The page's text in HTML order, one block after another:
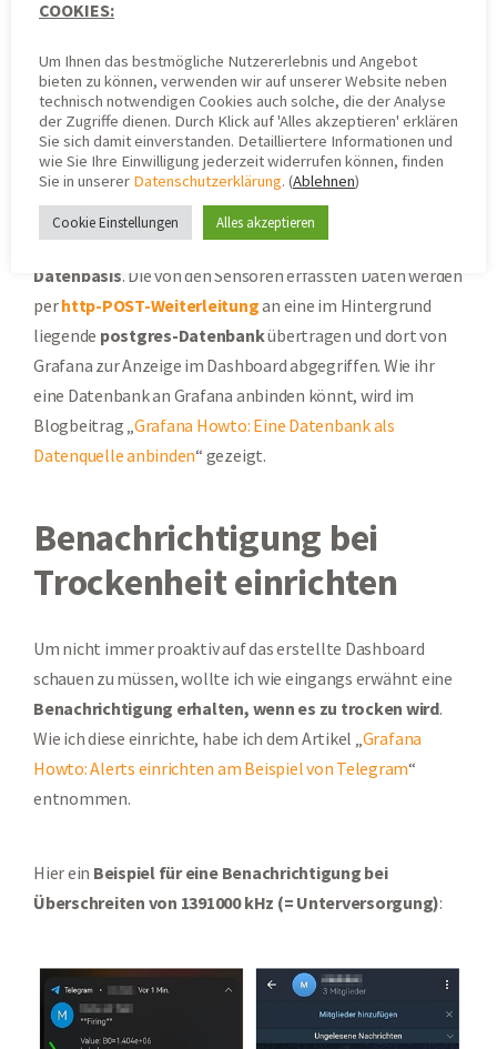
hinaus auch in der
ZENNER Datahub und Postgres-
Datenbank als Datenquelle
Da mein Sensor in das
ZENNER Connect LoRaWAN® Netz
eingebunden ist, dient derZENNER Datahub
Datenbasis. Die von den Sensoren erfassten Daten werden
perhttp-POST-Weiterleitungan eine im Hintergrund
liegende postgres-Datenbankübertragen und dort von
Grafana zur Anzeige im Dashboard abgegriffen. Wie ihr
eine Datenbank an Grafana anbinden könnt, wird im
Blogbeitrag „Grafana Howto: Eine Datenbank als
Datenquelle anbinden“ gezeigt.
Benachrichtigung bei
Trockenheit einrichten
Um nicht immer proaktiv auf das erstellte Dashboard
schauen zu müssen, wollte ich wie eingangs erwähnt eine
Benachrichtigung erhalten, wenn es zu trocken wird.
Wie ich diese einrichte, habe ich dem Artikel „Grafana
Howto: Alerts einrichten am Beispiel von Telegram“
entnommen.
Hier ein Beispiel für eine Benachrichtigung bei
Überschreiten von 1391000 kHz (= Unterversorgung):
COOKIES:
Um Ihnen das bestmögliche Nutzererlebnis und Angebot
bieten zu können, verwenden wir auf unserer Website neben
technisch notwendigen Cookies auch solche, die der Analyse
der Zugriffe dienen. Durch Klick auf 'Alles akzeptieren' erklären
Sie sich damit einverstanden. Detailliertere Informationen und
wie Sie Ihre Einwilligung jederzeit widerrufen können, finden
Sie in unserer Datenschutzerklärung. (Ablehnen)
Cookie Einstellungen Alles akzeptieren